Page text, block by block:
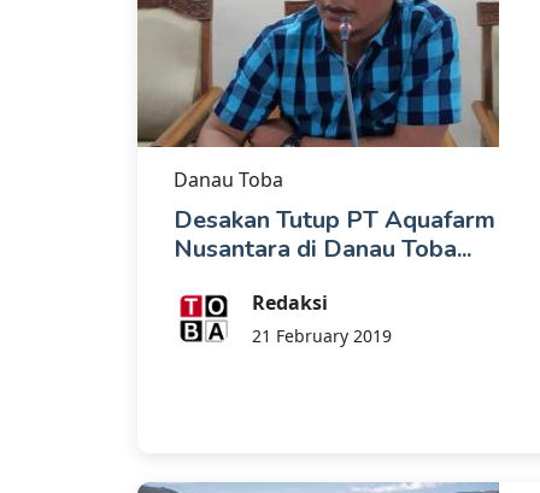
Danau Toba
Desakan Tutup PT Aquafarm
Nusantara di Danau Toba...
Redaksi
21 February 2019